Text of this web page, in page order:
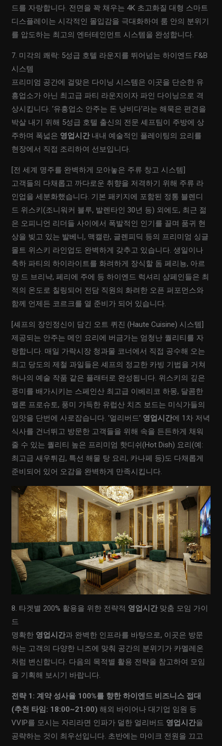
드를 자랑합니다. 전면을 꽉 채우는 4K 초고화질 대형 스마트
디스플레이는 시각적인 몰입감을 극대화하여 룸 안의 분위기
를 압도하는 최고의 엔터테인먼트 시스템을 완성합니다.
7. 미각의 쾌락: 5성급 호텔 라운지를 뛰어넘는 하이엔드 F&B
시스템
프리미엄 공간에 걸맞은 다이닝 시스템은 이곳을 단순한 유
흥업소가 아닌 최고급 파티 라운지이자 파인 다이닝으로 격
상시킵니다. ‘유흥업소 안주는 돈 낭비다’라는 해묵은 편견을
박살 내기 위해 5성급 호텔 출신의 전문 셰프팀이 주방에 상
주하며 폭넓은 영업시간내내 예술적인 플레이팅의 요리를
현장에서 직접 조리하여 선보입니다.
[전 세계 명주를 완벽하게 모아놓은 주류 창고 시스템]
고객들의 다채롭고 까다로운 취향을 저격하기 위해 주류 라
인업을 세분화했습니다. 기본 패키지에 포함된 정통 블렌디
드 위스키(조니워커 블루, 발렌타인 30년 등) 외에도, 최근 젊
은 오피니언 리더들 사이에서 폭발적인 인기를 끌며 품귀 현
상을 빚고 있는 발베니, 맥캘란, 글렌피딕 등의 프리미엄 싱글
몰트 위스키 라인업도 완벽하게 갖추고 있습니다. 생일이나
축하 파티의 하이라이트를 화려하게 장식할 돔 페리뇽, 아르
망 드 브리냑, 페리에 주에 등 하이엔드 럭셔리 샴페인들은 최
적의 온도로 칠링되어 전담 직원의 화려한 오픈 퍼포먼스와
함께 언제든 코르크를 열 준비가 되어 있습니다.
[셰프의 장인정신이 담긴 오트 퀴진 (Haute Cuisine) 시스템]
제공되는 안주는 메인 요리에 버금가는 엄청난 퀄리티를 자
랑합니다. 매일 가락시장 청과물 코너에서 직접 공수해 오는
최고 당도의 제철 과일들은 셰프의 정교한 카빙 기법을 거쳐
하나의 예술 작품 같은 플래터로 완성됩니다. 위스키의 깊은
풍미를 배가시키는 스페인산 최고급 이베리코 하몽, 달콤한
멜론 프로슈토, 풍미 가득한 유럽산 치즈 보드는 미식가들의
입맛을 단번에 사로잡습니다. ‘얼리버드’ 영업시간에 1차 저녁
식사를 건너뛰고 방문한 고객들을 위해 속을 든든하게 채워
줄 수 있는 퀄리티 높은 프리미엄 핫디쉬(Hot Dish) 요리(예:
최고급 새우튀김, 특선 해물 탕 요리, 카나페 등)도 다채롭게
준비되어 있어 오감을 완벽하게 만족시킵니다.
8. 타겟별 200% 활용을 위한 전략적 영업시간맞춤 모임 가이
드
명확한 영업시간과 완벽한 인프라를 바탕으로, 이곳은 방문
하는 고객의 다양한 니즈에 맞춰 공간의 분위기가 카멜레온
처럼 변신합니다. 다음의 목적별 활용 전략을 참고하여 모임
을 기획해 보시기 바랍니다.
전략 1: 계약 성사율 100%를 향한 하이엔드 비즈니스 접대
(추천 타임: 18:00~21:00) 해외 바이어나 대기업 임원 등
VVIP를 모시는 자리라면 인파가 덜한 얼리버드 영업시간을
공략하는 것이 최우선입니다. 초반에는 마이크 전원을 끄고